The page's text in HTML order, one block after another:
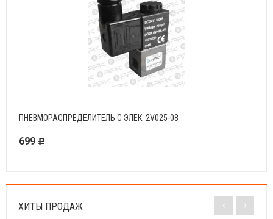
ПНЕВМОРАСПРЕДЕЛИТЕЛЬ С ЭЛЕК. 2V025-08
699 Р
ХИТЫ ПРОДАЖ